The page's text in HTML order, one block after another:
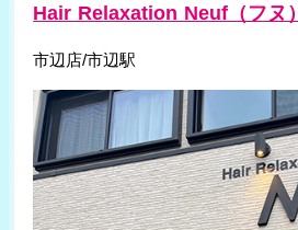
Hair Relaxation Neuf（フヌ）
市辺店/市辺駅